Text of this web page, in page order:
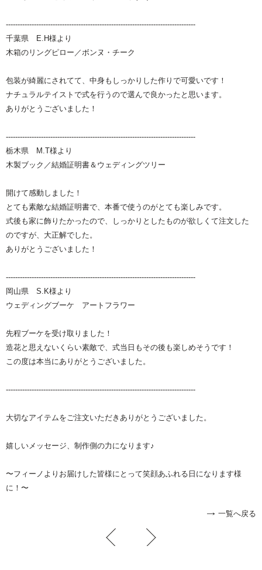
---------------------------------------------------------------------------------
千葉県 E.H様より
木箱のリングピロー ／ボンヌ・チーク
包装が綺麗にされてて、中身もしっかりした作りで可愛いです！
ナチュラルテイストで式を行うので選んで良かったと思います。
ありがとうございました！
---------------------------------------------------------------------------------
栃木県 M.T様より
木製ブック／結婚証明書＆ウェディングツリー
開けて感動しました！
とても素敵な結婚証明書で、本番で使うのがとても楽しみです。
式後も家に飾りたかったので、しっかりとしたものが欲しくて注文した
のですが、大正解でした。
ありがとうございました！
---------------------------------------------------------------------------------
岡山県 S.K様より
ウェディングブーケ アートフラワー
先程ブーケを受け取りました！
造花と思えないくらい素敵で、式当日もその後も楽しめそうです！
この度は本当にありがとうございました。
---------------------------------------------------------------------------------
大切なアイテムをご注文いただきありがとうございました。
嬉しいメッセージ、制作側の力になります♪
〜フィーノよりお届けした皆様にとって笑顔あふれる日になります様
に！〜
一覧へ戻る